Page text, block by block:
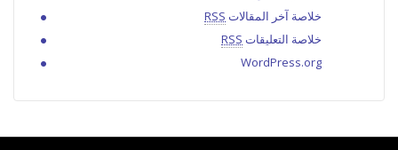
خلاصة آخر المقالات RSS
خلاصة التعليقات RSS
WordPress.org